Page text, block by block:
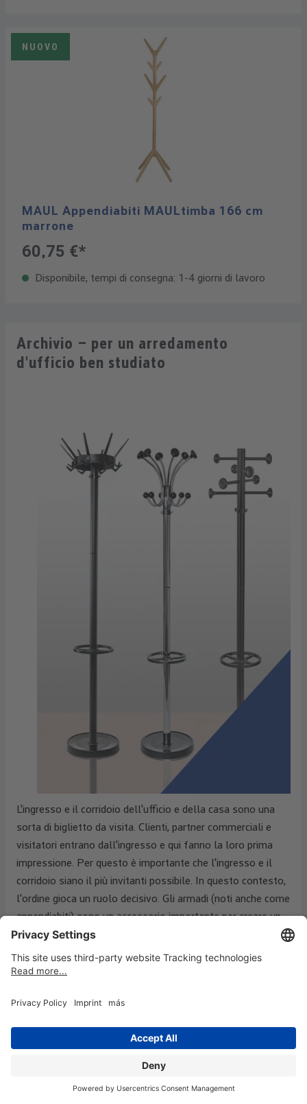
NUOVO
MAUL Appendiabiti MAULtimba 166 cm
marrone
60,75 €*
Disponibile, tempi di consegna: 1-4 giorni di lavoro
Archivio – per un arredamento
d'ufficio ben studiato
L'ingresso e il corridoio dell'ufficio e della casa sono una
sorta di biglietto da visita. Clienti, partner commerciali e
visitatori entrano dall'ingresso e qui fanno la loro prima
impressione. Per questo è importante che l'ingresso e il
corridoio siano il più invitanti possibile. In questo contesto,
l'ordine gioca un ruolo decisivo. Gli armadi (noti anche come
appendiabiti) sono un accessorio importante per creare un
ambiente ordinato e organizzato. Da MAUL potete trovare
diversi appendiabiti per ufficio; prendetevi il tempo di dare
un'occhiata.
A cosa servono gli appendiabiti per
ufficio?
L'ufficio è di solito altrettanto occupato. Colleghi, partner
commerciali, clienti e rappresentanti. A seconda delle
dimensioni dell'azienda, la sala d'attesa può talvolta